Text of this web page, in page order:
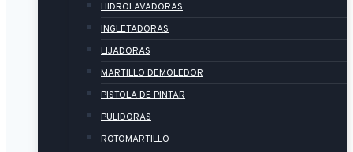
HIDROLAVADORAS
INGLETADORAS
LIJADORAS
MARTILLO DEMOLEDOR
PISTOLA DE PINTAR
PULIDORAS
ROTOMARTILLO